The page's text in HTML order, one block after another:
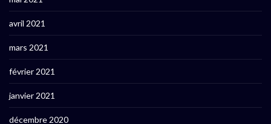
avril 2021
mars 2021
février 2021
janvier 2021
décembre 2020